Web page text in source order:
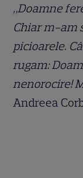
„Doamne
Chiar m-am
picioarele.
rugam:
nenorocire!
Andreea